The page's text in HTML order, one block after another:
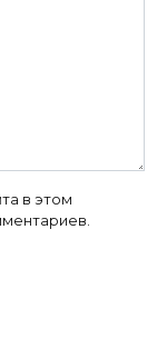
в этом